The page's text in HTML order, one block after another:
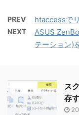
PREV htaccessで
NEXT
ASUS
テーション)
ス
存